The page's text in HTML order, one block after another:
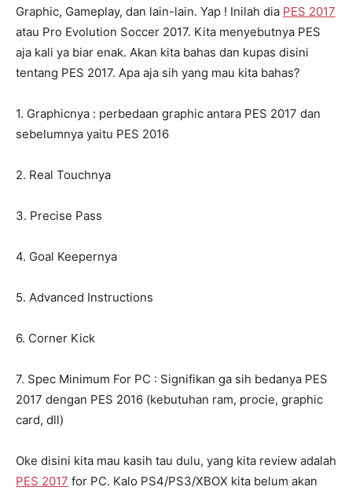
Graphic, Gameplay, dan lain-lain. Yap ! Inilah dia PES 2017
atau Pro Evolution Soccer 2017. Kita menyebutnya PES
aja kali ya biar enak. Akan kita bahas dan kupas disini
tentang PES 2017. Apa aja sih yang mau kita bahas?
1. Graphicnya : perbedaan graphic antara PES 2017 dan
sebelumnya yaitu PES 2016
2. Real Touchnya
3. Precise Pass
4. Goal Keepernya
5. Advanced Instructions
6. Corner Kick
7. Spec Minimum For PC : Signifikan ga sih bedanya PES
2017 dengan PES 2016 (kebutuhan ram, procie, graphic
card, dll)
Oke disini kita mau kasih tau dulu, yang kita review adalah
PES 2017 for PC. Kalo PS4/PS3/XBOX kita belum akan